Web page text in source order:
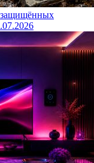
защищённых